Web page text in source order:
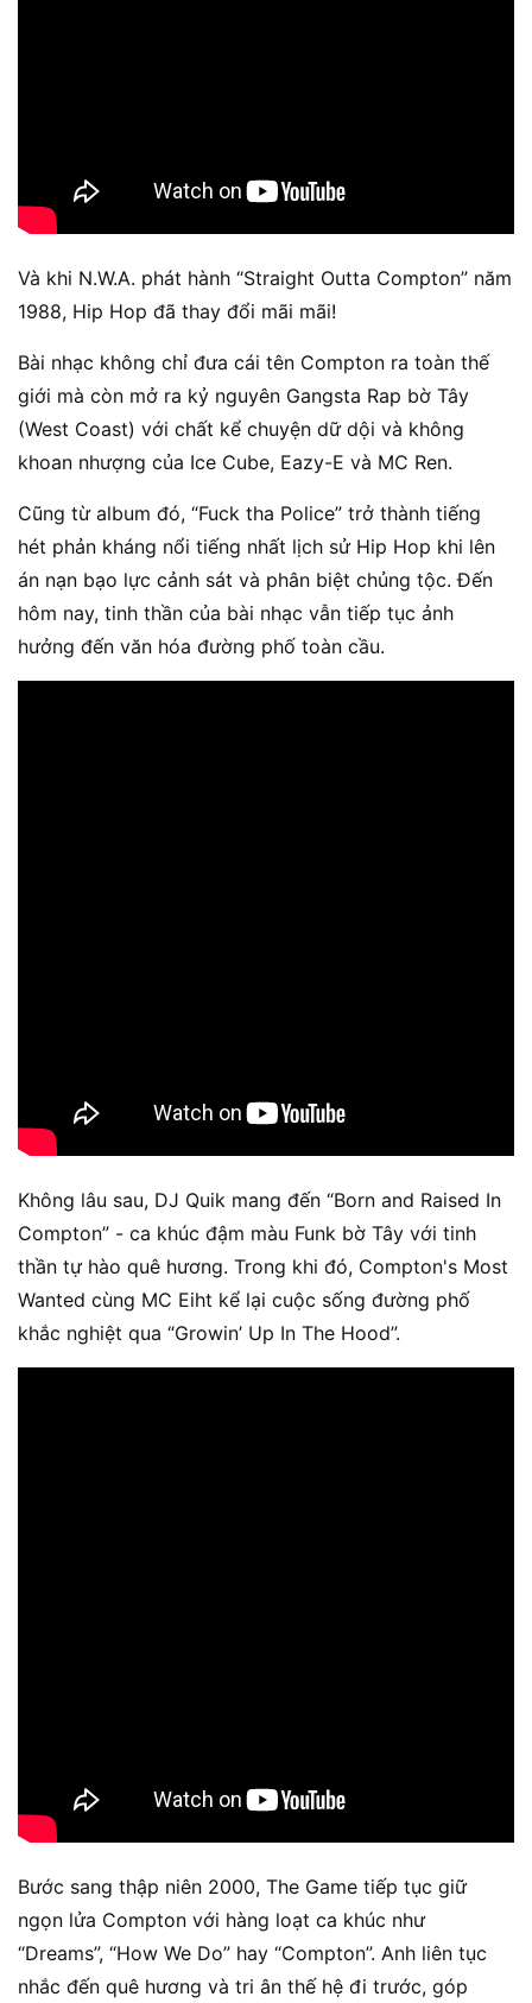
Và khi N.W.A. phát hành “Straight Outta Compton” năm
1988, Hip Hop đã thay đổi mãi mãi!
Bài nhạc không chỉ đưa cái tên Compton ra toàn thế
giới mà còn mở ra kỷ nguyên Gangsta Rap bờ Tây
(West Coast) với chất kể chuyện dữ dội và không
khoan nhượng của Ice Cube, Eazy-E và MC Ren.
Cũng từ album đó, “Fuck tha Police” trở thành tiếng
hét phản kháng nổi tiếng nhất lịch sử Hip Hop khi lên
án nạn bạo lực cảnh sát và phân biệt chủng tộc. Đến
hôm nay, tinh thần của bài nhạc vẫn tiếp tục ảnh
hưởng đến văn hóa đường phố toàn cầu.
Không lâu sau, DJ Quik mang đến “Born and Raised In
Compton” - ca khúc đậm màu Funk bờ Tây với tinh
thần tự hào quê hương. Trong khi đó, Compton's Most
Wanted cùng MC Eiht kể lại cuộc sống đường phố
khắc nghiệt qua “Growin’ Up In The Hood”.
Bước sang thập niên 2000, The Game tiếp tục giữ
ngọn lửa Compton với hàng loạt ca khúc như
“Dreams”, “How We Do” hay “Compton”. Anh liên tục
nhắc đến quê hương và tri ân thế hệ đi trước, góp